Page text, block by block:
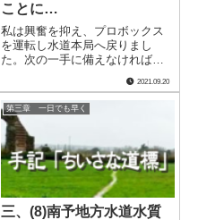
ことに…
私は興奮を抑え、プロボックス
を運転し水道本局へ戻りまし
た。次の一手に備えなければな
給水課には管理職以外ほとんど
見当たりません。ほぼ全員で三
間地域の現場で配水管理を行っ
ているのでしょう。実際、則配
水池から戻る途中で.....
2021.09.20
第三章 一日でも早く
三、(8)南予地方水道水質